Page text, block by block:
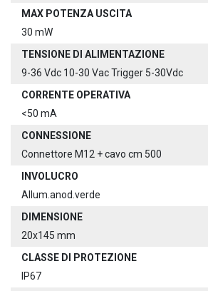
MAX POTENZA USCITA
30 mW
TENSIONE DI ALIMENTAZIONE
9-36 Vdc 10-30 Vac Trigger 5-30Vdc
CORRENTE OPERATIVA
<50 mA
CONNESSIONE
Connettore M12 + cavo cm 500
INVOLUCRO
Allum.anod.verde
DIMENSIONE
20x145 mm
CLASSE DI PROTEZIONE
IP67